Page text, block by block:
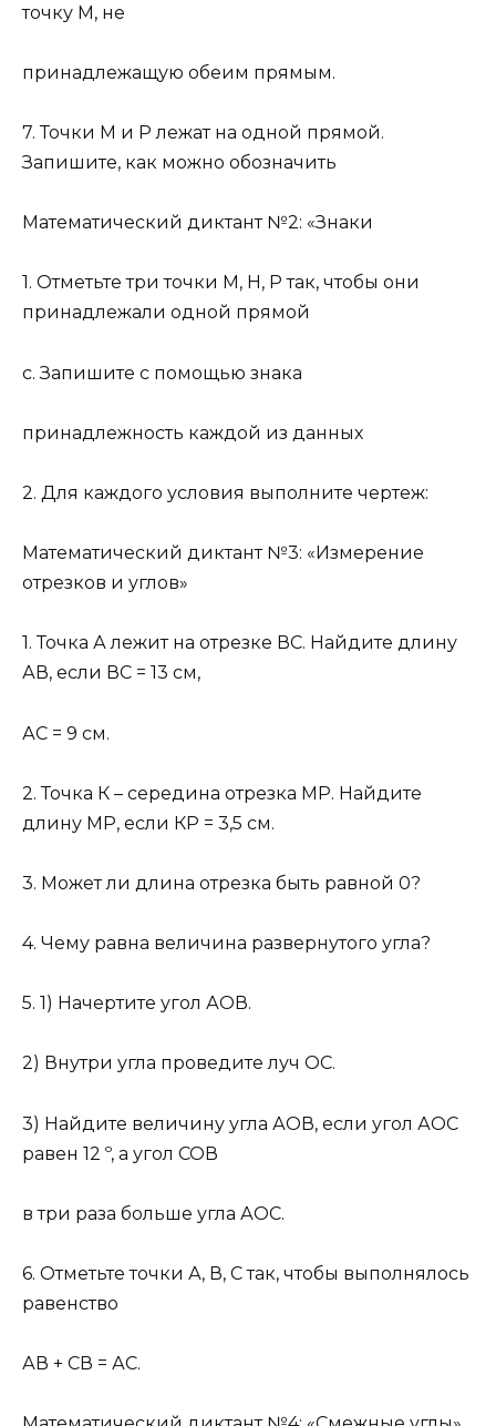
точку М, не
принадлежащую обеим прямым.
7. Точки М и Р лежат на одной прямой.
Запишите, как можно обозначить
Математический диктант №2: «Знаки
1. Отметьте три точки М, Н, Р так, чтобы они
принадлежали одной прямой
с. Запишите с помощью знака
принадлежность каждой из данных
2. Для каждого условия выполните чертеж:
Математический диктант №3: «Измерение
отрезков и углов»
1. Точка А лежит на отрезке ВС. Найдите длину
АВ, если ВС = 13 см,
АС = 9 см.
2. Точка К – середина отрезка МР. Найдите
длину МР, если КР = 3,5 см.
3. Может ли длина отрезка быть равной 0?
4. Чему равна величина развернутого угла?
5. 1) Начертите угол АОВ.
2) Внутри угла проведите луч ОС.
3) Найдите величину угла АОВ, если угол АОС
равен 12 º, а угол СОВ
в три раза больше угла АОС.
6. Отметьте точки А, В, С так, чтобы выполнялось
равенство
АВ + СВ = АС.